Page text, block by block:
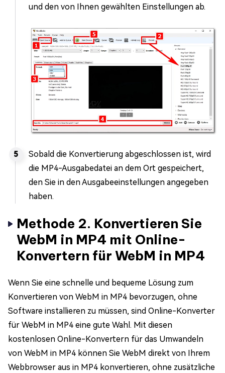
und den von Ihnen gewählten Einstellungen ab.
Sobald die Konvertierung abgeschlossen ist, wird
die MP4-Ausgabedatei an dem Ort gespeichert,
den Sie in den Ausgabeeinstellungen angegeben
haben.
Methode 2. Konvertieren Sie
WebM in MP4 mit Online-
Konvertern für WebM in MP4
Wenn Sie eine schnelle und bequeme Lösung zum
Konvertieren von WebM in MP4 bevorzugen, ohne
Software installieren zu müssen, sind Online-Konverter
für WebM in MP4 eine gute Wahl. Mit diesen
kostenlosen Online-Konvertern für das Umwandeln
von WebM in MP4 können Sie WebM direkt von Ihrem
Webbrowser aus in MP4 konvertieren, ohne zusätzliche